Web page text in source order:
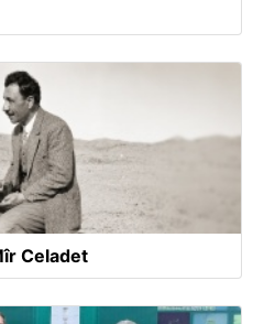
Celadet